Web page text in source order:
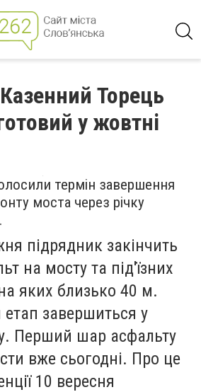
Торець
у жовтні
термін завершення
моста через річку
підрядник закінчить
на мосту та під'їзних
яких близько 40 м.
етап завершиться у
Перший шар асфальту
вже сьогодні. Про це
10 вересня